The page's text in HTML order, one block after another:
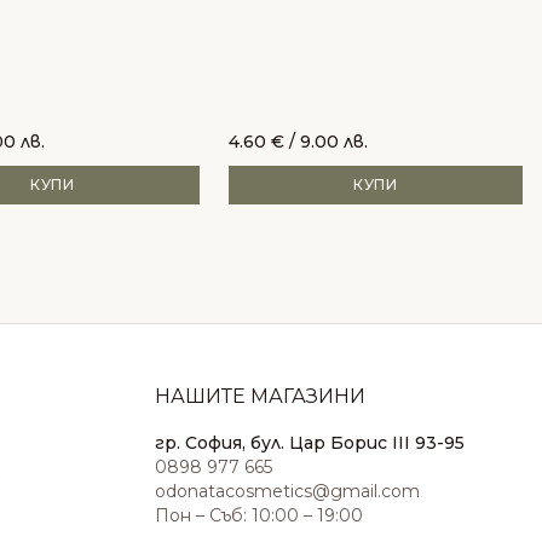
лв.
КУПИ
4.60 €/ 9.00 лв.
КУПИ
НАШИТЕ МАГАЗИНИ
гр. София, бул. Цар Борис III 93-95
0898 977 665
odonatacosmetics@gmail.com
Пон – Съб: 10:00 – 19:00